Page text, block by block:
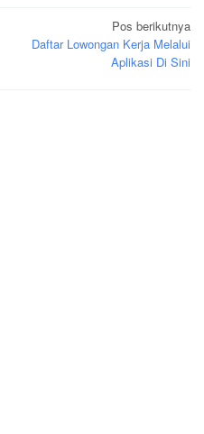
Pos berikutnya
Daftar Lowongan Kerja Melalui
Aplikasi Di Sini